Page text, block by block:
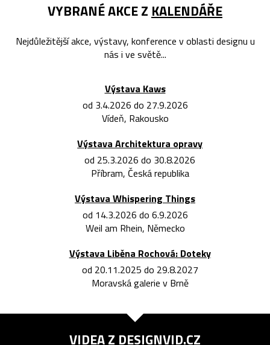
VYBRANÉ AKCE Z KALENDÁŘE
Nejdůležitější akce, výstavy, konference v oblasti designu u
nás i ve světě...
Výstava Kaws
od 3.4.2026 do 27.9.2026
Vídeň, Rakousko
Výstava Architektura opravy
od 25.3.2026 do 30.8.2026
Příbram, Česká republika
Výstava Whispering Things
od 14.3.2026 do 6.9.2026
Weil am Rhein, Německo
Výstava Liběna Rochová: Doteky
od 20.11.2025 do 29.8.2027
Moravská galerie v Brně
VIDEA Z DESIGNVID.CZ